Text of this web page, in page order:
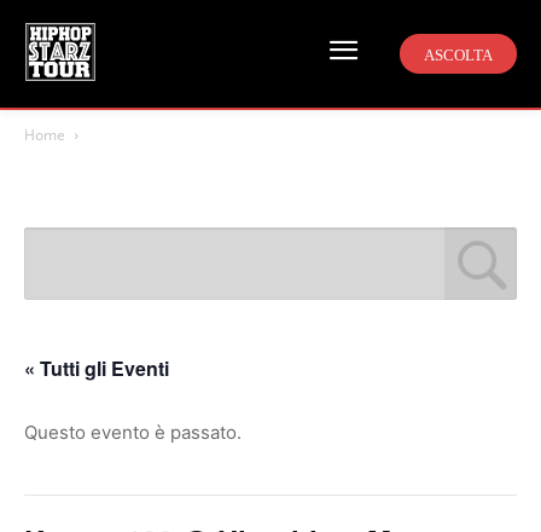
ASCOLTA
Home
« Tutti gli Eventi
Questo evento è passato.